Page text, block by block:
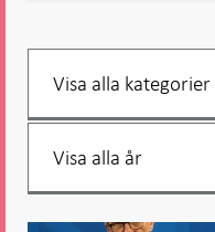
Filtrera
Filtrera